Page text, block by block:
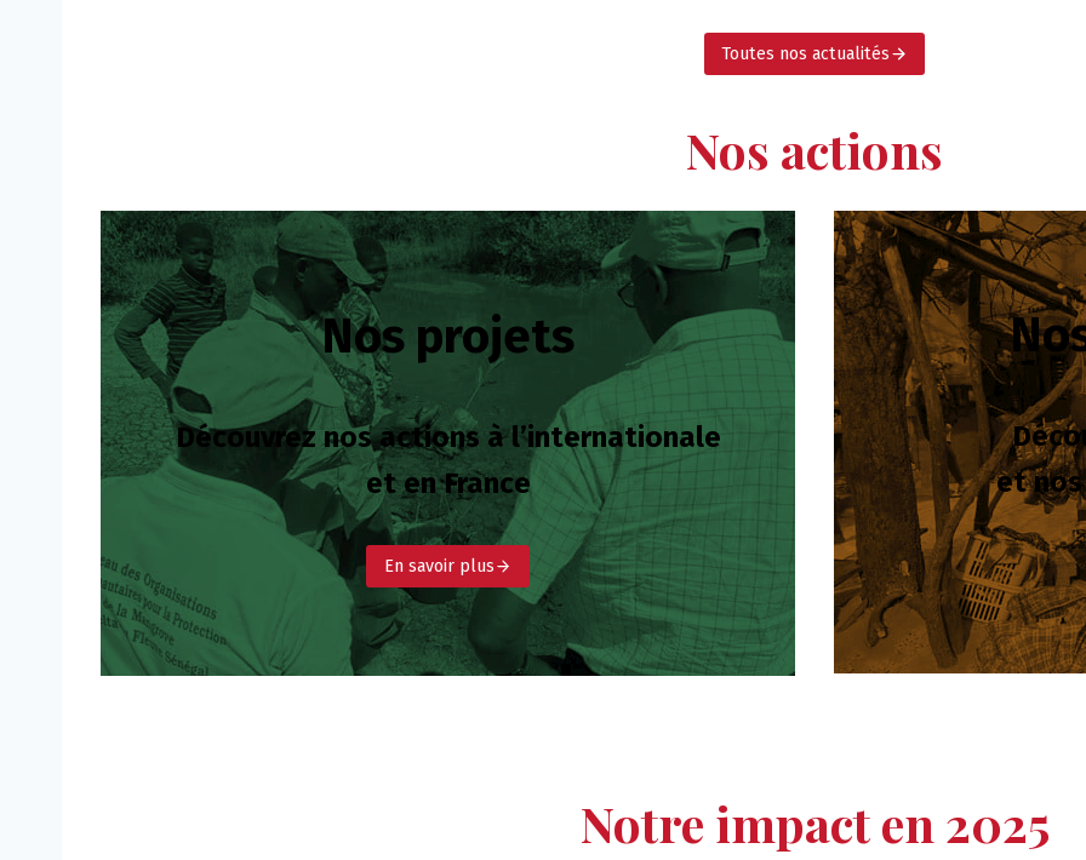
Toutes nos actualités
Nos actions
Nos projets
Découvrez nos actions à l’internationale
et en France
En savoir plus
et
Notre impact en 2025